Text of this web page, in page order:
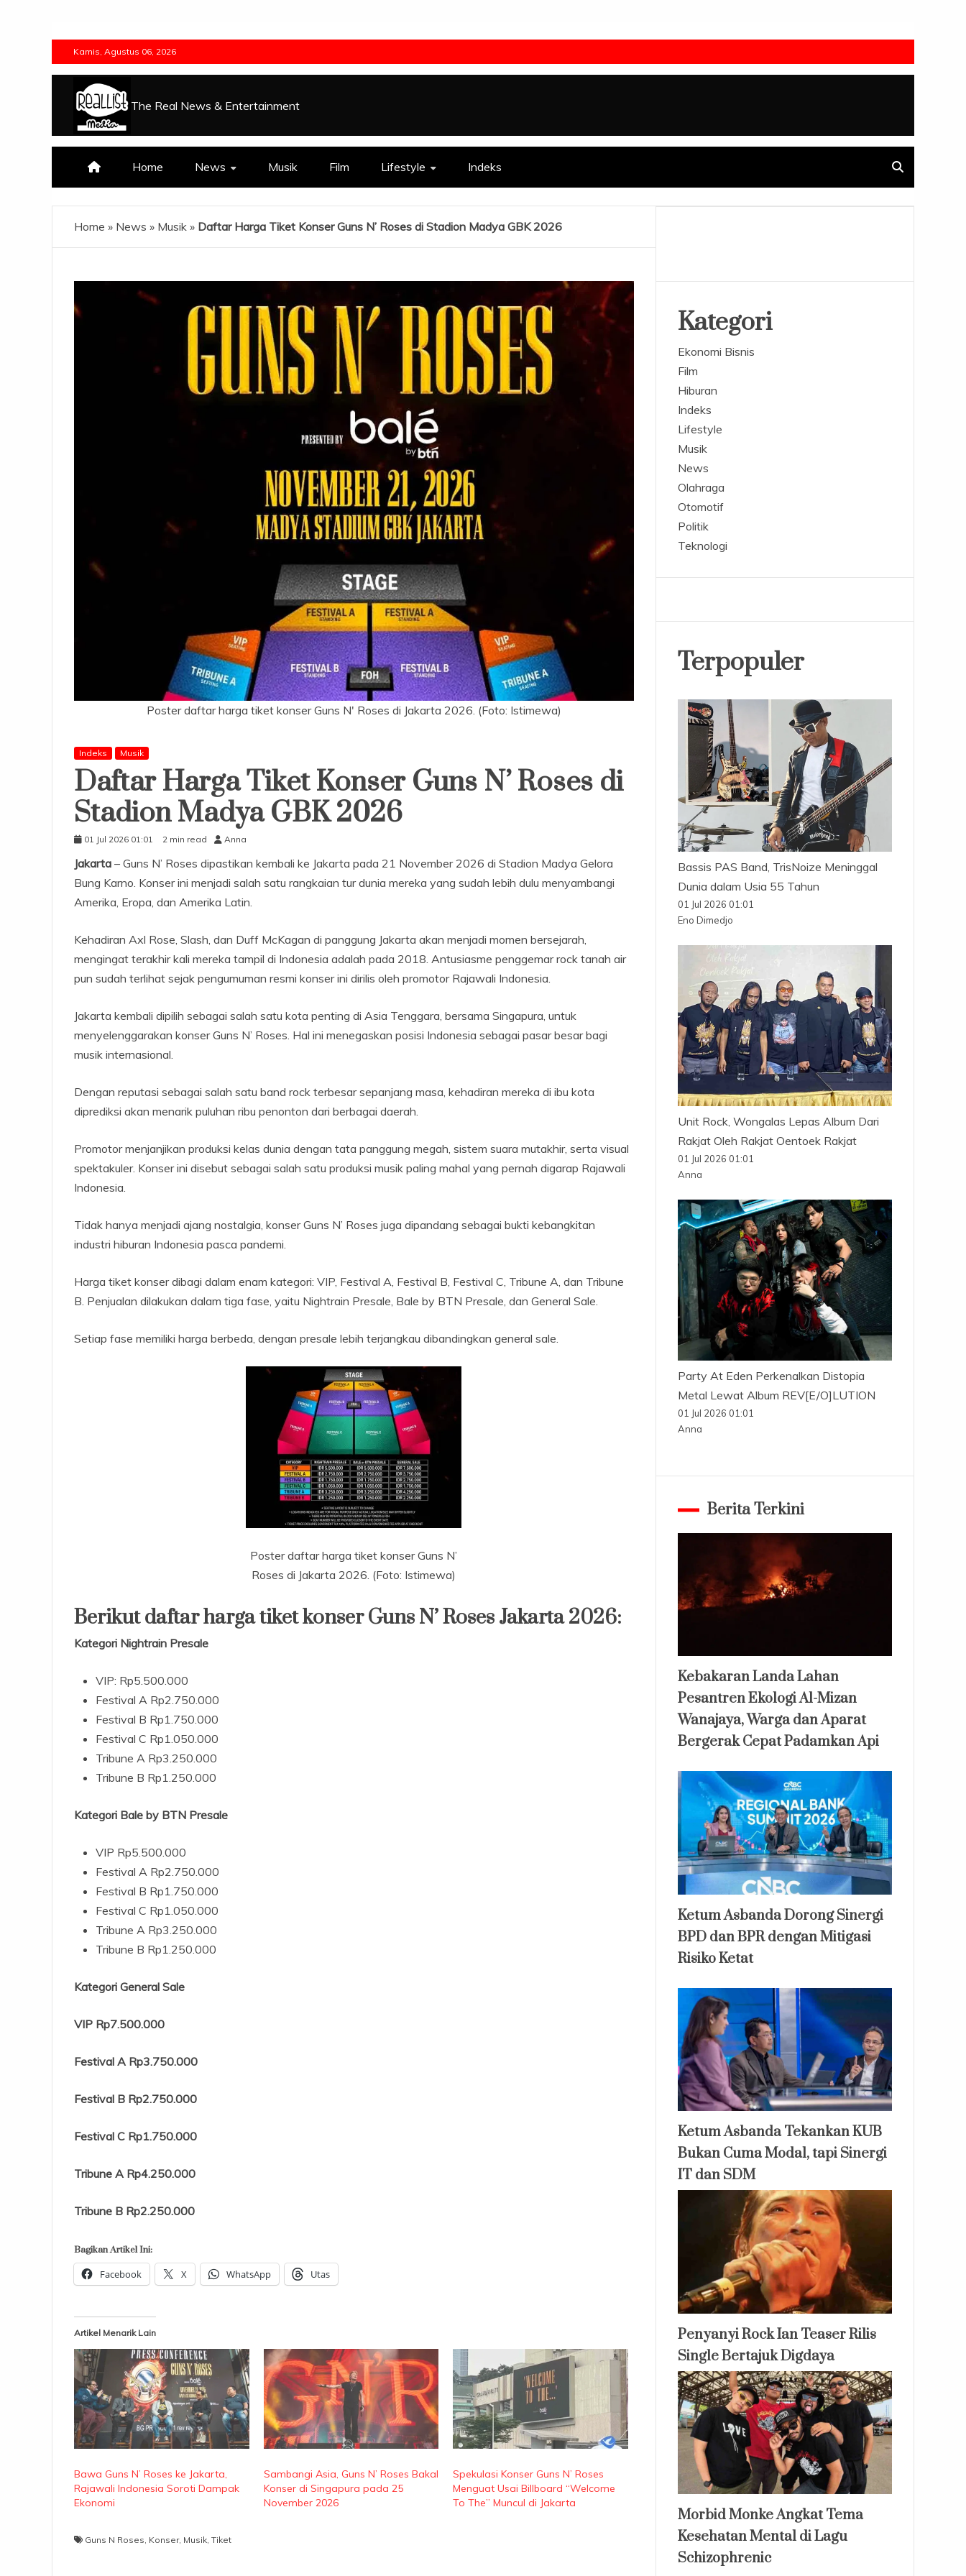
Kamis, Agustus 06, 2026
The Real News & Entertainment
Home News Musik Film Lifestyle Indeks
Home » News » Musik » Daftar Harga Tiket Konser Guns N’ Roses di Stadion Madya GBK 2026
Poster daftar harga tiket konser Guns N' Roses di Jakarta 2026. (Foto: Istimewa)
Indeks Musik
Daftar Harga Tiket Konser Guns N’ Roses di
Stadion Madya GBK 2026
01 Jul 2026 01:01 2 min read Anna
Jakarta – Guns N’ Roses dipastikan kembali ke Jakarta pada 21 November 2026 di Stadion Madya Gelora
Bung Karno. Konser ini menjadi salah satu rangkaian tur dunia mereka yang sudah lebih dulu menyambangi
Amerika, Eropa, dan Amerika Latin.
Kehadiran Axl Rose, Slash, dan Duff McKagan di panggung Jakarta akan menjadi momen bersejarah,
mengingat terakhir kali mereka tampil di Indonesia adalah pada 2018. Antusiasme penggemar rock tanah air
pun sudah terlihat sejak pengumuman resmi konser ini dirilis oleh promotor Rajawali Indonesia.
Jakarta kembali dipilih sebagai salah satu kota penting di Asia Tenggara, bersama Singapura, untuk
menyelenggarakan konser Guns N’ Roses. Hal ini menegaskan posisi Indonesia sebagai pasar besar bagi
musik internasional.
Dengan reputasi sebagai salah satu band rock terbesar sepanjang masa, kehadiran mereka di ibu kota
diprediksi akan menarik puluhan ribu penonton dari berbagai daerah.
Promotor menjanjikan produksi kelas dunia dengan tata panggung megah, sistem suara mutakhir, serta visual
spektakuler. Konser ini disebut sebagai salah satu produksi musik paling mahal yang pernah digarap Rajawali
Indonesia.
Tidak hanya menjadi ajang nostalgia, konser Guns N’ Roses juga dipandang sebagai bukti kebangkitan
industri hiburan Indonesia pasca pandemi.
Harga tiket konser dibagi dalam enam kategori: VIP, Festival A, Festival B, Festival C, Tribune A, dan Tribune
B. Penjualan dilakukan dalam tiga fase, yaitu Nightrain Presale, Bale by BTN Presale, dan General Sale.
Setiap fase memiliki harga berbeda, dengan presale lebih terjangkau dibandingkan general sale.
Poster daftar harga tiket konser Guns N’
Roses di Jakarta 2026. (Foto: Istimewa)
Berikut daftar harga tiket konser Guns N’ Roses Jakarta 2026:
Kategori Nightrain Presale
VIP: Rp5.500.000
Festival A Rp2.750.000
Festival B Rp1.750.000
Festival C Rp1.050.000
Tribune A Rp3.250.000
Tribune B Rp1.250.000
Kategori Bale by BTN Presale
VIP Rp5.500.000
Festival A Rp2.750.000
Festival B Rp1.750.000
Festival C Rp1.050.000
Tribune A Rp3.250.000
Tribune B Rp1.250.000
Kategori General Sale
VIP Rp7.500.000
Festival A Rp3.750.000
Festival B Rp2.750.000
Festival C Rp1.750.000
Tribune A Rp4.250.000
Tribune B Rp2.250.000
Bagikan Artikel Ini:
Facebook X WhatsApp Utas
Artikel Menarik Lain
Bawa Guns N’ Roses ke Jakarta,
Rajawali Indonesia Soroti Dampak
Ekonomi
Sambangi Asia, Guns N’ Roses Bakal
Konser di Singapura pada 25
November 2026
Spekulasi Konser Guns N’ Roses
Menguat Usai Billboard “Welcome
To The” Muncul di Jakarta
Guns N Roses, Konser, Musik, Tiket
Kategori
Ekonomi Bisnis
Film
Hiburan
Indeks
Lifestyle
Musik
News
Olahraga
Otomotif
Politik
Teknologi
Terpopuler
Bassis PAS Band, TrisNoize Meninggal
Dunia dalam Usia 55 Tahun
01 Jul 2026 01:01
Eno Dimedjo
Unit Rock, Wongalas Lepas Album Dari
Rakjat Oleh Rakjat Oentoek Rakjat
01 Jul 2026 01:01
Anna
Party At Eden Perkenalkan Distopia
Metal Lewat Album REV[E/O]LUTION
01 Jul 2026 01:01
Anna
Berita Terkini
Kebakaran Landa Lahan
Pesantren Ekologi Al-Mizan
Wanajaya, Warga dan Aparat
Bergerak Cepat Padamkan Api
Ketum Asbanda Dorong Sinergi
BPD dan BPR dengan Mitigasi
Risiko Ketat
Ketum Asbanda Tekankan KUB
Bukan Cuma Modal, tapi Sinergi
IT dan SDM
Penyanyi Rock Ian Teaser Rilis
Single Bertajuk Digdaya
Morbid Monke Angkat Tema
Kesehatan Mental di Lagu
Schizophrenic